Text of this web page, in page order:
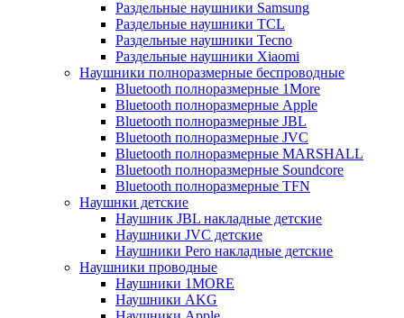
Раздельные наушники Samsung
Раздельные наушники TCL
Раздельные наушники Tecno
Раздельные наушники Xiaomi
Наушники полноразмерные беспроводные
Bluetooth полноразмерные 1More
Bluetooth полноразмерные Apple
Bluetooth полноразмерные JBL
Bluetooth полноразмерные JVC
Bluetooth полноразмерные MARSHALL
Bluetooth полноразмерные Soundcore
Bluetooth полноразмерные TFN
Наушнки детские
Наушник JBL накладные детские
Наушники JVC детские
Наушники Pero накладные детские
Наушники проводные
Наушники 1MORE
Наушники AKG